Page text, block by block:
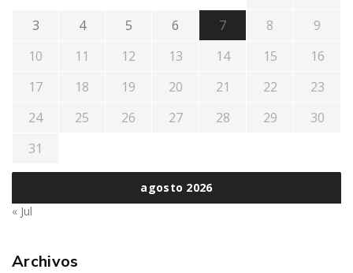
agosto 2026
3
4 5 6 7 8
9
10
11 12 13 14 15
16
17
18 19 20 21 22
23
24
25 26 27 28 29
30
31
« Jul
Archivos